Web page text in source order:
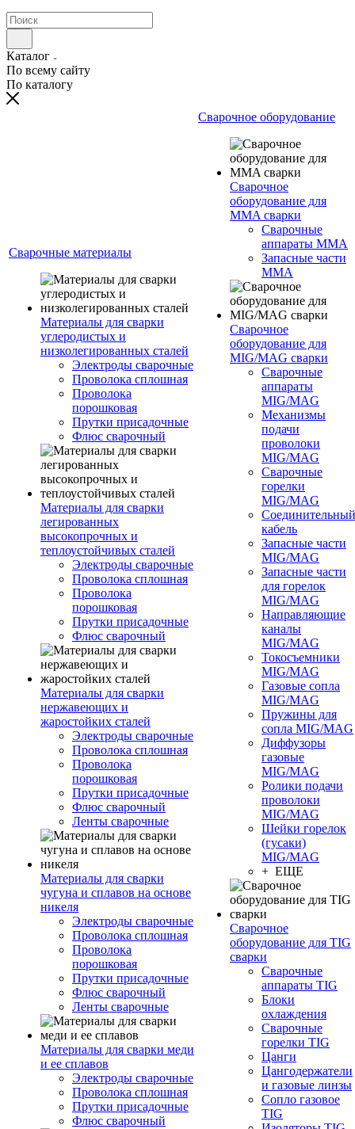
Каталог
По всему сайту
По каталогу
Сварочные материалы
Материалы для сварки
углеродистых и
низколегированных сталей
Электроды сварочные
Проволока сплошная
Проволока
порошковая
Прутки присадочные
Флюс сварочный
Материалы для сварки
легированных
высокопрочных и
теплоустойчивых сталей
Электроды сварочные
Проволока сплошная
Проволока
порошковая
Прутки присадочные
Флюс сварочный
Материалы для сварки
нержавеющих и
жаростойких сталей
Электроды сварочные
Проволока сплошная
Проволока
порошковая
Прутки присадочные
Флюс сварочный
Ленты сварочные
Материалы для сварки
чугуна и сплавов на основе
никеля
Электроды сварочные
Проволока сплошная
Проволока
порошковая
Прутки присадочные
Флюс сварочный
Ленты сварочные
Материалы для сварки меди
и ее сплавов
Электроды сварочные
Проволока сплошная
Прутки присадочные
Флюс сварочный
Сварочное оборудование
Сварочное
оборудование для
MMA сварки
Сварочные
аппараты MMA
Запасные части
MMA
Сварочное
оборудование для
MIG/MAG сварки
Сварочные
аппараты
MIG/MAG
Механизмы
подачи
проволоки
MIG/MAG
Сварочные
горелки
MIG/MAG
Соединительный
кабель
Запасные части
MIG/MAG
Запасные части
для горелок
MIG/MAG
Направляющие
каналы
MIG/MAG
Токосъемники
MIG/MAG
Газовые сопла
MIG/MAG
Пружины для
сопла MIG/MAG
Диффузоры
газовые
MIG/MAG
Ролики подачи
проволоки
MIG/MAG
Шейки горелок
(гусаки)
MIG/MAG
+ ЕЩЕ
Сварочное
оборудование для TIG
сварки
Сварочные
аппараты TIG
Блоки
охлаждения
Сварочные
горелки TIG
Цанги
Цангодержатели
и газовые линзы
Сопло газовое
TIG